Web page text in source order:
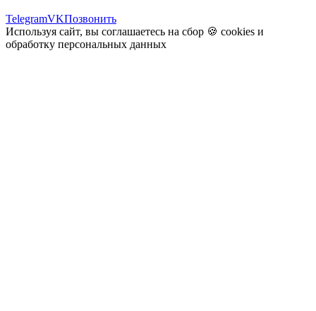
TelegramVKПозвонить
Используя сайт, вы соглашаетесь на сбор 🍪 cookies и
обработку персональных данных